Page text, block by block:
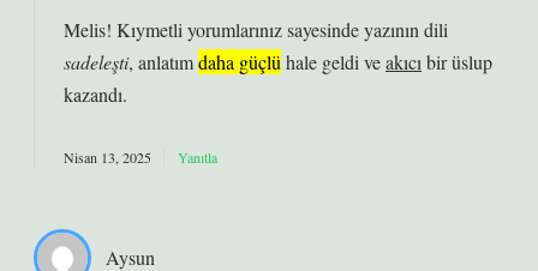
Melis! Kıymetli yorumlarınız sayesinde yazının dili
sadeleşti, anlatımdaha güçlü hale geldi veakıcı bir üslup
kazandı.
Nisan 13, 2025 Yanıtla
Aysun